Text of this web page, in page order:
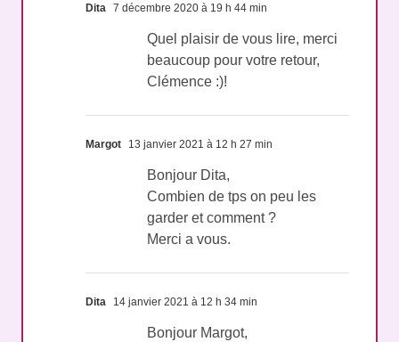
Dita 7 décembre 2020 à 19 h 44 min
Quel plaisir de vous lire, merci
beaucoup pour votre retour,
Clémence :)!
Margot 13 janvier 2021 à 12 h 27 min
Bonjour Dita,
Combien de tps on peu les
garder et comment ?
Merci a vous.
Dita 14 janvier 2021 à 12 h 34 min
Bonjour Margot,